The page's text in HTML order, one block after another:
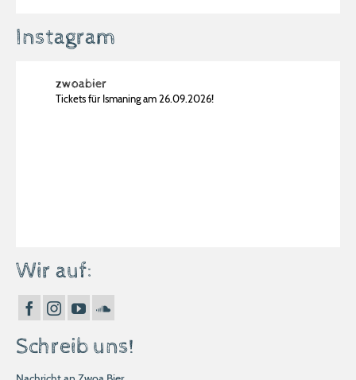
Instagram
zwoabier
Tickets für Ismaning am 26.09.2026!
Wir auf:
Schreib uns!